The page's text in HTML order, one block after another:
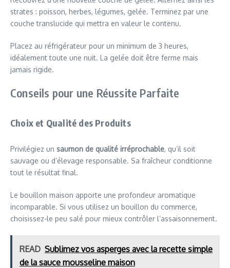
strates : poisson, herbes, légumes, gelée. Terminez par une
couche translucide qui mettra en valeur le contenu.
Placez au réfrigérateur pour un minimum de 3 heures,
idéalement toute une nuit. La gelée doit être ferme mais
jamais rigide.
Conseils pour une Réussite Parfaite
Choix et Qualité des Produits
Privilégiez un saumon de qualité irréprochable, qu’il soit
sauvage ou d’élevage responsable. Sa fraîcheur conditionne
tout le résultat final.
Le bouillon maison apporte une profondeur aromatique
incomparable. Si vous utilisez un bouillon du commerce,
choisissez-le peu salé pour mieux contrôler l’assaisonnement.
READ Sublimez vos asperges avec la recette simple
de la sauce mousseline maison